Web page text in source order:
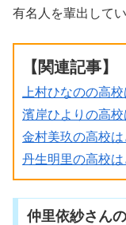
有名人を輩出して
【関連記事】
上村ひなのの高
濱岸ひよりの高校
金村美玖の高校は
丹生明里の高校は
仲里依紗さん